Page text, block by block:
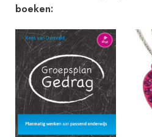
boeken: